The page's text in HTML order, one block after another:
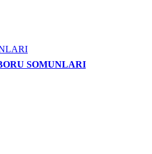
SOMUNLARI